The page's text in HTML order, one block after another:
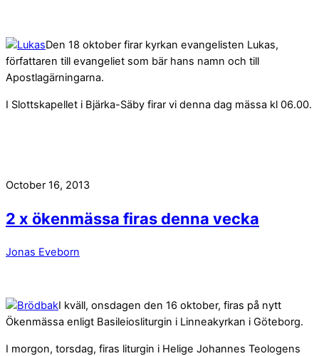
Den 18 oktober firar kyrkan evangelisten Lukas,
författaren till evangeliet som bär hans namn och till
Apostlagärningarna.
I Slottskapellet i Bjärka-Säby firar vi denna dag mässa kl 06.00.
October 16, 2013
2 x ökenmässa firas denna vecka
Jonas Eveborn
I kväll, onsdagen den 16 oktober, firas på nytt
Ökenmässa enligt Basileiosliturgin i Linneakyrkan i Göteborg.
I morgon, torsdag, firas liturgin i Helige Johannes Teologens